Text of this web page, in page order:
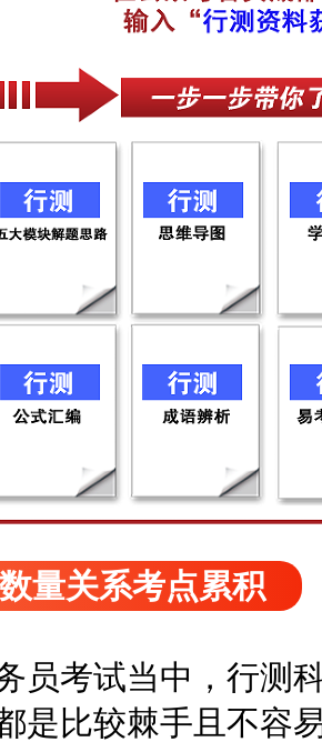
量关系考点累积
考试当中，行测科
是比较棘手且不容